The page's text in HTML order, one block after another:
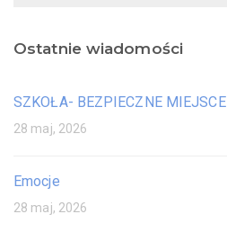
Ostatnie wiadomości
SZKOŁA- BEZPIECZNE MIEJSCE
28 maj, 2026
Emocje
28 maj, 2026